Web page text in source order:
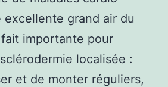
excellente grand air du
importante pour
localisée :
et de monter réguliers,